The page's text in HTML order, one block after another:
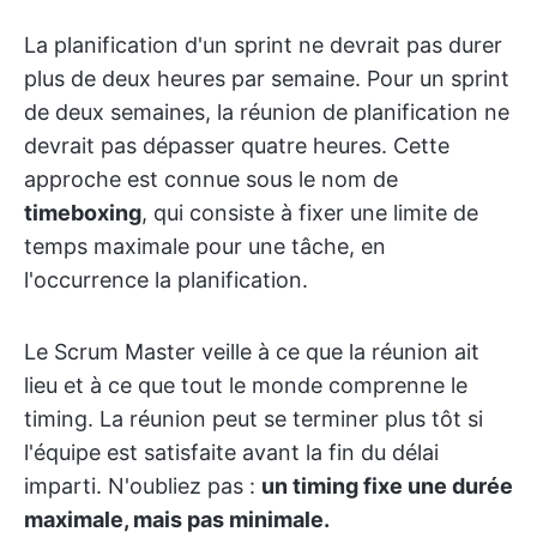
La planification d'un sprint ne devrait pas durer
plus de deux heures par semaine. Pour un sprint
de deux semaines, la réunion de planification ne
devrait pas dépasser quatre heures. Cette
approche est connue sous le nom de
timeboxing, qui consiste à fixer une limite de
temps maximale pour une tâche, en
l'occurrence la planification.
Le Scrum Master veille à ce que la réunion ait
lieu et à ce que tout le monde comprenne le
timing. La réunion peut se terminer plus tôt si
l'équipe est satisfaite avant la fin du délai
imparti. N'oubliez pas : un timing fixe une durée
maximale, mais pas minimale.